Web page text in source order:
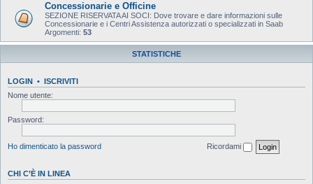
Concessionarie e Officine
SEZIONE RISERVATA AI SOCI: Dove trovare e dare informazioni sulle
Concessionarie e i Centri Assistenza autorizzati o specializzati in Saab
Argomenti: 53
STATISTICHE
LOGIN • ISCRIVITI
Nome utente:
Password:
Ho dimenticato la password Ricordami
CHI C’È IN LINEA